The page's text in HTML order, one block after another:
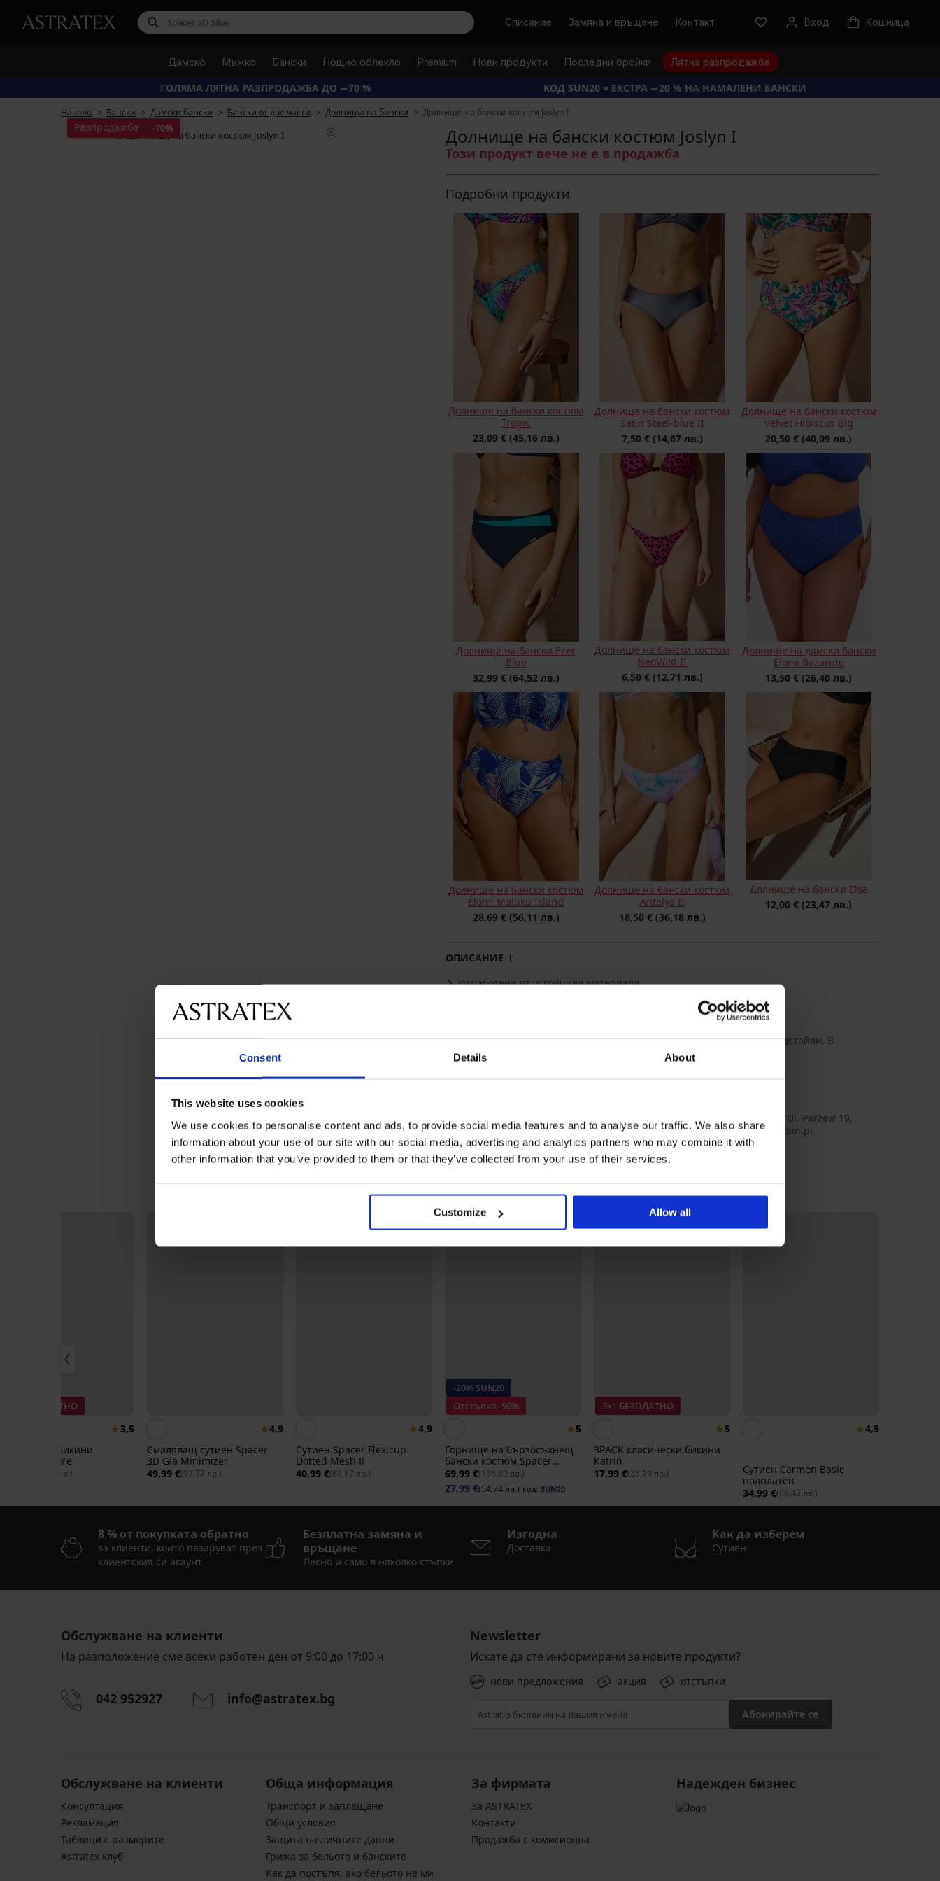
Consent Details About
This website uses cookies
We use cookies to personalise content and ads, to provide social media features and to analyse our traffic. We also share
information about your use of our site with our social media, advertising and analytics partners who may combine it with
other information that you’ve provided to them or that they’ve collected from your use of their services.
Customize Allow all
ТърсиСписание Замяна и връщане Контакт Вход Kошница
Дамско Мъжко Бански Нощно облекло Premium Нови продукти Последни бройки Лятна разпродажба
ГОЛЯМА ЛЯТНА РАЗПРОДАЖБА ДО −70 % КОД SUN20 = ЕКСТРА −20 % НА НАМАЛЕНИ БАНСКИ
Начало Бански Дамски бански Бански от две части Долнища на бански Долнище на бански костюм Joslyn I
Разпродажба -70% Долнище на бански костюм Joslyn I
Този продукт вече не е в продажба
Подробни продукти
Долнище на бански костюм
Tropic
23,09 € (45,16 лв.)
Долнище на бански костюм
Satin Steel-blue II
7,50 € (14,67 лв.)
Долнище на бански костюм
Velvet Hibiscus Big
20,50 € (40,09 лв.)
Долнище на бански Ezer
Blue
32,99 € (64,52 лв.)
Долнище на бански костюм
NeoWild II
6,50 € (12,71 лв.)
Долнище на дамски бански
Elomi Bazaruto
13,50 € (26,40 лв.)
Долнище на бански костюм
Elomi Maluku Island
28,69 € (56,11 лв.)
Долнище на бански костюм
Antalya II
18,50 € (36,18 лв.)
Долнище на бански Elsa
12,00 € (23,47 лв.)
ОПИСАНИЕ
Изработени от устойчиви материали
Долнище на бански костюм Joslyn в бял цвят със златни блещукащи детайли. В
любимата класическа кройка.
Материал
80% Полиамид, 20% Еластан
Производител
VOLIN Aleksander Matuszewski , aдрес: Ul. Parzew 19,
99423 Bielawy, Poland, Имейл: office@volin.pl
Покажи повече
Може да ви хареса
3+1 БЕЗПЛАТНО
3,5
бикини
Nature
(31,27 лв.)
4,9
Смаляващ сутиен Spacer
3D Gia Minimizer
49,99 €(97,77 лв.)
4,9
Сутиен Spacer Flexicup
Dotted Mesh II
40,99 €(80,17 лв.)
-20% SUN20
Отстъпка -50%
5
Горнище на бързосъхнещ
бански костюм Spacer
Flowerkiss
69,99 €(136,89 лв.)
27,99 €(54,74 лв.) код: SUN20
3+1 БЕЗПЛАТНО
5
3PACK класически бикини
Katrin
17,99 €(35,19 лв.)
4,9
Сутиен Carmen Basic
подплатен
34,99 €(68,43 лв.)
8 % от покупката обратно
за клиенти, които пазаруват през
клиентския си акаунт
Безплатна замяна и
връщане
Лесно и само в няколко стъпки
Изгодна
Доставка
Как да изберем
Сутиен
Обслужване на клиенти
На разположение сме всеки работен ден от 9:00 до 17:00 ч
042 952927 info@astratex.bg
Newsletter
Искате да сте информирани за новите продукти?
нови предложения акция отстъпки
Абонирайте се
Обслужване на клиенти
Консултация
Pекламация
Таблици с размерите
Astratex клуб
Обща информация
Транспорт и заплащане
Общи условия
Защита на личните данни
Грижа за бельото и банските
Kак да постъпя, ако бельото не ми
За фирмата
За ASTRATEX
Контакти
Продажба с комисионна
Надежден бизнес